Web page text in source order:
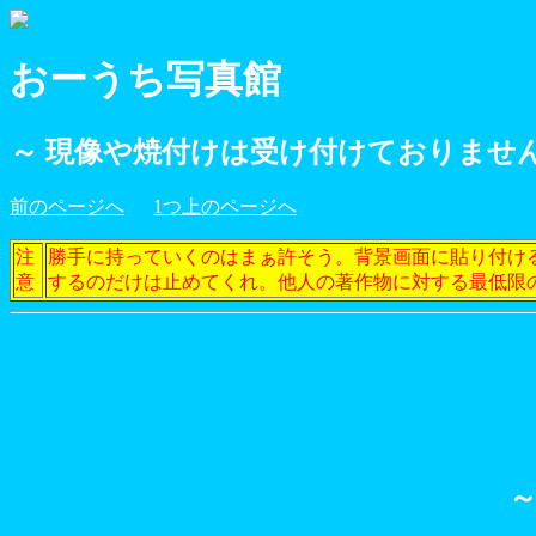
おーうち写真館
～ 現像や焼付けは受け付けておりませ
前のページへ 1つ上のページへ
注
意
勝手に持っていくのはまぁ許そう。背景画面に貼り付
するのだけは止めてくれ。他人の著作物に対する最低限